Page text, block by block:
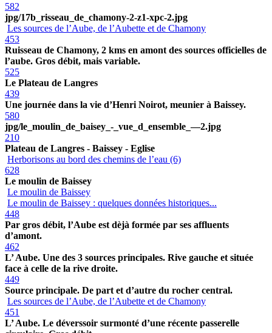
582
jpg/17b_risseau_de_chamony-2-z1-xpc-2.jpg
Les sources de l’Aube, de l’Aubette et de Chamony
453
Ruisseau de Chamony, 2 kms en amont des sources officielles de
l’aube. Gros débit, mais variable.
525
Le Plateau de Langres
439
Une journée dans la vie d’Henri Noirot, meunier à Baissey.
580
jpg/le_moulin_de_baisey_-_vue_d_ensemble_—2.jpg
210
Plateau de Langres - Baissey - Eglise
Herborisons au bord des chemins de l’eau (6)
628
Le moulin de Baissey
Le moulin de Baissey
Le moulin de Baissey : quelques données historiques...
448
Par gros débit, l’Aube est dèjà formée par ses affluents
d’amont.
462
L’ Aube. Une des 3 sources principales. Rive gauche et située
face à celle de la rive droite.
449
Source principale. De part et d’autre du rocher central.
Les sources de l’Aube, de l’Aubette et de Chamony
451
L’ Aube. Le déverssoir surmonté d’une récente passerelle